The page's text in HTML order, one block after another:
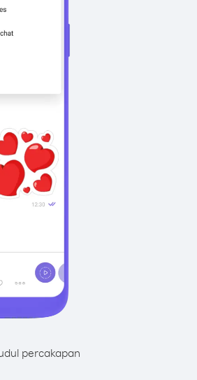
percakapan